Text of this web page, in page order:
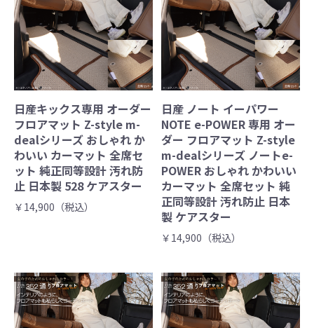
日産キックス専用 オーダー
フロアマット Z-style m-
dealシリーズ おしゃれ か
わいい カーマット 全席セ
ット 純正同等設計 汚れ防
止 日本製 528 ケアスター
￥14,900（税込）
日産 ノート イーパワー
NOTE e-POWER 専用 オー
ダー フロアマット Z-style
m-dealシリーズ ノートe-
POWER おしゃれ かわいい
カーマット 全席セット 純
正同等設計 汚れ防止 日本
製 ケアスター
￥14,900（税込）